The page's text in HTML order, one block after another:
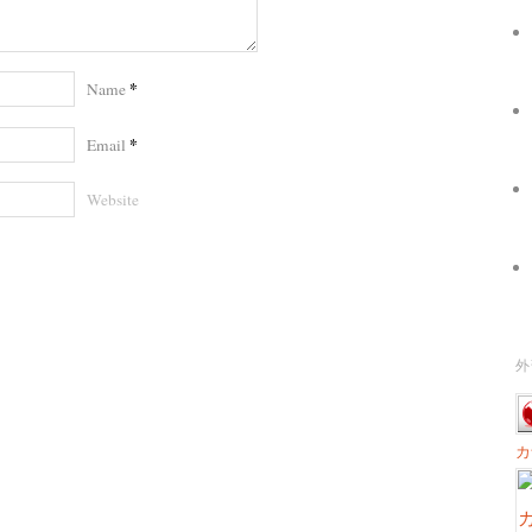
Name*
Email *
Website